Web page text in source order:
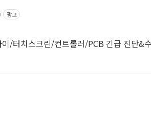
광고
/터치스크린/컨트롤러/PCB 긴급 진단&